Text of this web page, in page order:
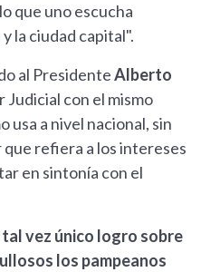
que uno escucha
la ciudad capital".
al PresidenteAlberto
Judicial con el mismo
usa a nivel nacional, sin
refiera a los intereses
en sintonía con el
vez único logro sobre
los pampeanos